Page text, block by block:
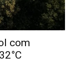
com